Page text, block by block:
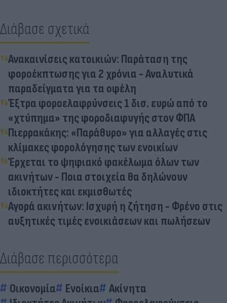
Διάβασε σχετικά
Ανακαινίσεις κατοικιών: Παράταση της
φοροέκπτωσης για 2 χρόνια - Αναλυτικά
παραδείγματα για τα οφέλη
Έξτρα φοροελαφρύνσεις 1 δισ. ευρώ από το
«χτύπημα» της φοροδιαφυγής στον ΦΠΑ
Πιερρακάκης: «Παράθυρο» για αλλαγές στις
κλίμακες φορολόγησης των ενοικίων
Έρχεται το ψηφιακό φακέλωμα όλων των
ακινήτων - Ποια στοιχεία θα δηλώνουν
ιδιοκτήτες και εκμισθωτές
Αγορά ακινήτων: Ισχυρή η ζήτηση - Φρένο στις
αυξητικές τιμές ενοικιάσεων και πωλήσεων
Διάβασε περισσότερα
Οικονομία Ενοίκια
Ακίνητα